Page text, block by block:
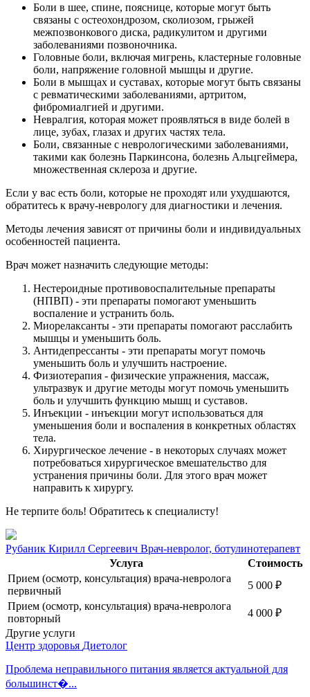
Боли в шее, спине, пояснице, которые могут быть
связаны с остеохондрозом, сколиозом, грыжей
межпозвонкового диска, радикулитом и другими
заболеваниями позвоночника.
Головные боли, включая мигрень, кластерные головные
боли, напряжение головной мышцы и другие.
Боли в мышцах и суставах, которые могут быть связаны
с ревматическими заболеваниями, артритом,
фибромиалгией и другими.
Невралгия, которая может проявляться в виде болей в
лице, зубах, глазах и других частях тела.
Боли, связанные с неврологическими заболеваниями,
такими как болезнь Паркинсона, болезнь Альцгеймера,
множественная склероза и другие.
Если у вас есть боли, которые не проходят или ухудшаются,
обратитесь к врачу-неврологу для диагностики и лечения.
Методы лечения зависят от причины боли и индивидуальных
особенностей пациента.
Врач может назначить следующие методы:
Нестероидные противовоспалительные препараты
(НПВП) - эти препараты помогают уменьшить
воспаление и устранить боль.
Миорелаксанты - эти препараты помогают расслабить
мышцы и уменьшить боль.
Антидепрессанты - эти препараты могут помочь
уменьшить боль и улучшить настроение.
Физиотерапия - физические упражнения, массаж,
ультразвук и другие методы могут помочь уменьшить
боль и улучшить функцию мышц и суставов.
Инъекции - инъекции могут использоваться для
уменьшения боли и воспаления в конкретных областях
тела.
Хирургическое лечение - в некоторых случаях может
потребоваться хирургическое вмешательство для
устранения причины боли. Для этого врач может
направить к хирургу.
Не терпите боль! Обратитесь к специалисту!
Рубаник Кирилл Сергеевич Врач-невролог, ботулинотерапевт
Услуга
Стоимость
Прием (осмотр, консультация) врача-невролога
первичный
5 000 ₽
Прием (осмотр, консультация) врача-невролога
повторный
4 000 ₽
Другие услуги
Центр здоровья Диетолог
Проблема неправильного питания является актуальной для
большинст�...